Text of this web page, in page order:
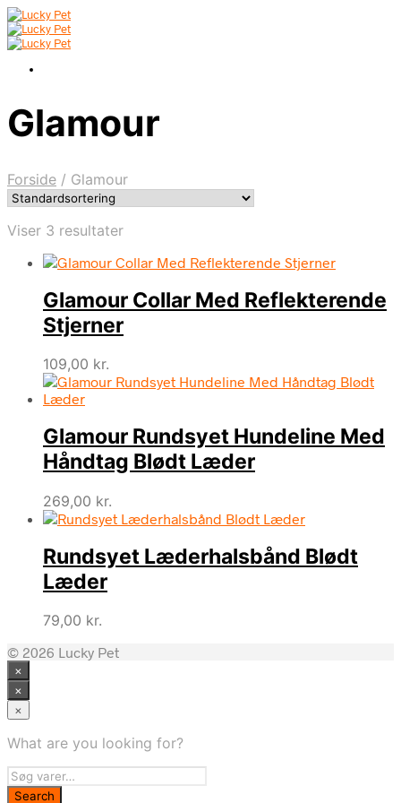
Glamour
Forside / Glamour
Viser 3 resultater
Glamour Collar Med Reflekterende
Stjerner
109,00 kr.
Glamour Rundsyet Hundeline Med
Håndtag Blødt Læder
269,00 kr.
Rundsyet Læderhalsbånd Blødt
Læder
79,00 kr.
© 2026 Lucky Pet
×
×
×
What are you looking for?